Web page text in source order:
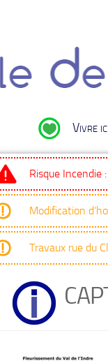
Vivre
Risque Incendie
Modification
Travaux rue du